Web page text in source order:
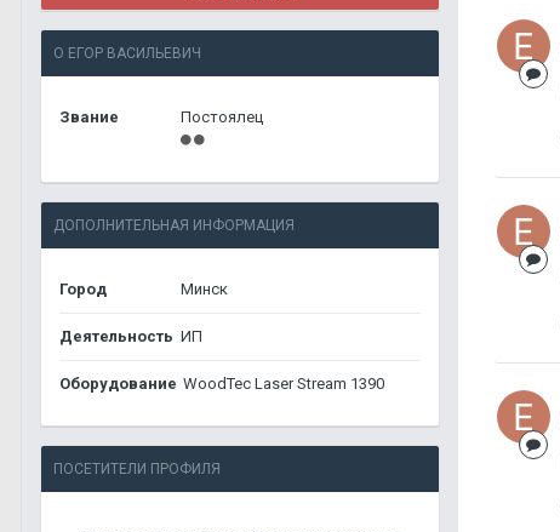
О ЕГОР ВАСИЛЬЕВИЧ
Звание Постоялец
ДОПОЛНИТЕЛЬНАЯ ИНФОРМАЦИЯ
Город Минск
Деятельность ИП
Оборудование WoodTec Laser Stream 1390
ПОСЕТИТЕЛИ ПРОФИЛЯ